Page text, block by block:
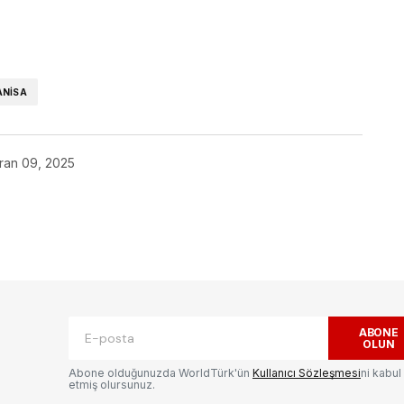
09, 2025
ABONE
OLUN
Abone olduğunuzda WorldTürk'ün Kullanıcı Sözleşmesini kabul
etmiş olursunuz.